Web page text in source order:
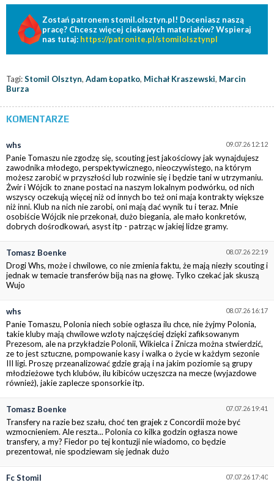
Zostań patronem stomil.olsztyn.pl! Doceniasz naszą
pracę? Chcesz więcej ciekawych materiałów? Wspieraj
nas tutaj: https://patronite.pl/stomilolsztynpl
Tagi:Stomil Olsztyn, Adam Łopatko, Michał Kraszewski, Marcin
Burza
KOMENTARZE
09.07.26 12:12
whs
Panie Tomaszu nie zgodzę się, scouting jest jakościowy jak wynajdujesz
zawodnika młodego, perspektywicznego, nieoczywistego, na którym
możesz zarobić w przyszłości lub rozwinie się i będzie tani w utrzymaniu.
Żwir i Wójcik to znane postaci na naszym lokalnym podwórku, od nich
wszyscy oczekują więcej niż od innych bo też oni maja kontrakty większe
niż inni. Klub na nich nie zarobi, oni mają dać wynik tu i teraz. Mnie
osobiście Wójcik nie przekonał, dużo biegania, ale mało konkretów,
dobrych dośrodkowań, asyst itp - patrząc w jakiej lidze gramy.
08.07.26 22:19
Tomasz Boenke
Drogi Whs, może i chwilowe, co nie zmienia faktu, że mają niezły scouting i
jednak w temacie transferów biją nas na głowę. Tylko czekać jak skuszą
Wujo
08.07.26 16:17
whs
Panie Tomaszu, Polonia niech sobie ogłasza ilu chce, nie żyjmy Polonia,
takie kluby mają chwilowe wzloty najczęściej dzięki zafiksowanym
Prezesom, ale na przykładzie Polonii, Wikielca i Znicza można stwierdzić,
ze to jest sztuczne, pompowanie kasy i walka o życie w każdym sezonie
III ligi. Proszę przeanalizować gdzie grają i na jakim poziomie są grupy
młodzieżowe tych klubów, ilu kibiców uczęszcza na mecze (wyjazdowe
również), jakie zaplecze sponsorkie itp.
07.07.26 19:41
Tomasz Boenke
Transfery na razie bez szału, choć ten grajek z Concordii może być
wzmocnieniem. Ale reszta... Polonia co kilka godzin ogłasza nowe
transfery, a my? Fiedor po tej kontuzji nie wiadomo, co będzie
prezentował, nie spodziewam się jednak dużo
07.07.26 17:40
Fc Stomil